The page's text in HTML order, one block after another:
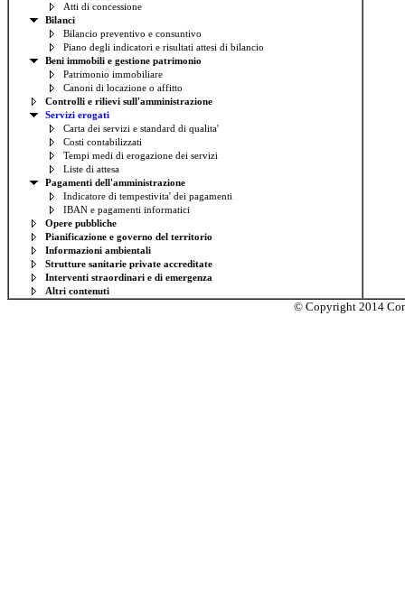
Atti di concessione
Bilanci
Bilancio preventivo e consuntivo
Piano degli indicatori e risultati attesi di bilancio
Beni immobili e gestione patrimonio
Patrimonio immobiliare
Canoni di locazione o affitto
Controlli e rilievi sull'amministrazione
Servizi erogati
Carta dei servizi e standard di qualita'
Costi contabilizzati
Tempi medi di erogazione dei servizi
Liste di attesa
Pagamenti dell'amministrazione
Indicatore di tempestivita' dei pagamenti
IBAN e pagamenti informatici
Opere pubbliche
Pianificazione e governo del territorio
Informazioni ambientali
Strutture sanitarie private accreditate
Interventi straordinari e di emergenza
Altri contenuti
© Copyright 2014